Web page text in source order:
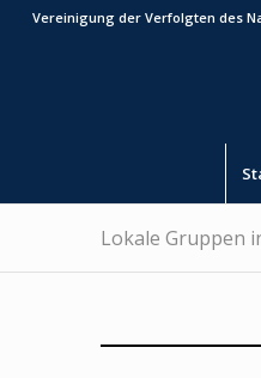
Vereinigung der Verfolgten des
Lokale Gruppen